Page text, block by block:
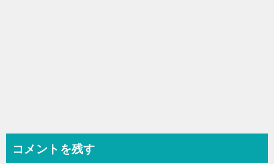
コメントを残す